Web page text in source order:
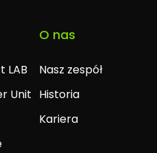
LAB
Unit
O nas
Nasz zespół
Historia
Kariera